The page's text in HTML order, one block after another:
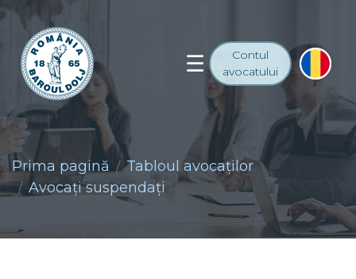
Contul
avocatului
Prima pagină
Tabloul avocaţilor
Avocaţi suspendaţi